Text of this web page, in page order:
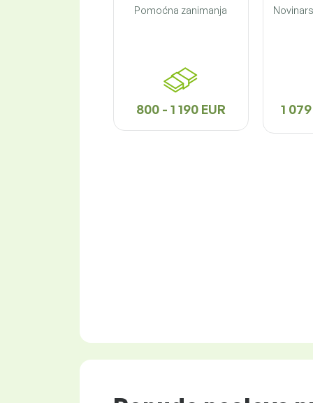
Pomoćna zanimanja
800 - 1 190 EUR 1